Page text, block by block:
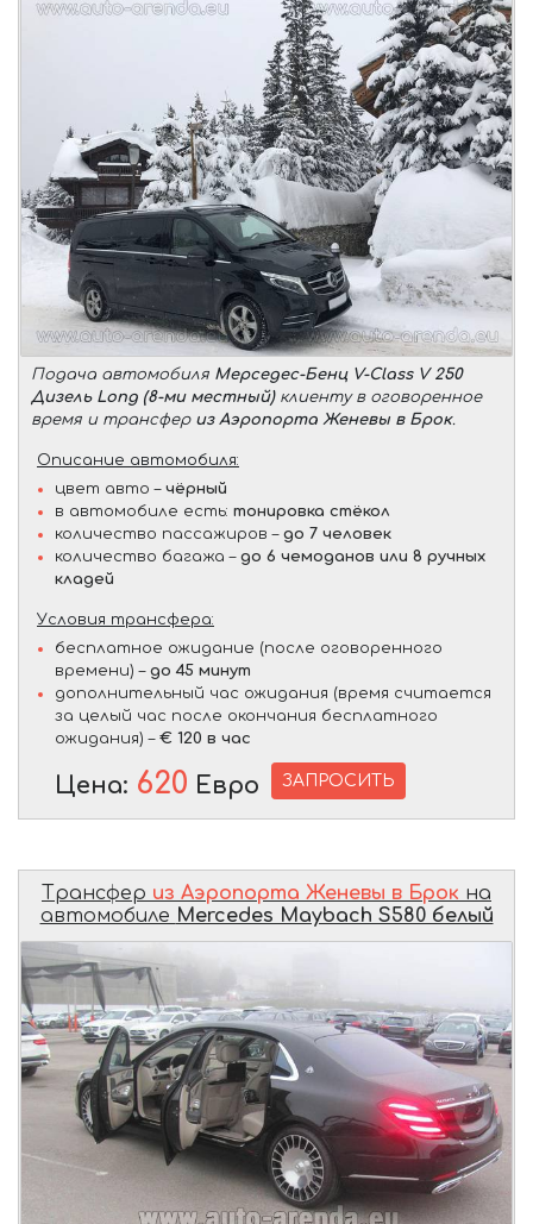
Подача автомобиля Мерседес-Бенц V-Class V 250
Дизель Long (8-ми местный)клиенту в оговоренное
время и трансфер из Аэропорта Женевы в Брок.
Описание автомобиля:
цвет авто – чёрный
в автомобиле есть: тонировка стёкол
количество пассажиров – до 7 человек
количество багажа – до 6 чемоданов или 8 ручных
кладей
Условия трансфера:
бесплатное ожидание (после оговоренного
времени) – до 45 минут
дополнительный час ожидания (время считается
за целый час после окончания бесплатного
ожидания) – € 120 в час
Цена: 620 Евро ЗАПРОСИТЬ
Трансфер из Аэропорта Женевы в Брок на
автомобиле Mercedes Maybach S580 белый